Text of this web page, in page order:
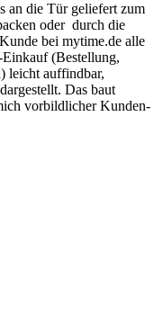
an die Tür geliefert zum
oder durch die
bei mytime.de alle
(Bestellung,
leicht auffindbar,
Das baut
vorbildlicher Kunden-